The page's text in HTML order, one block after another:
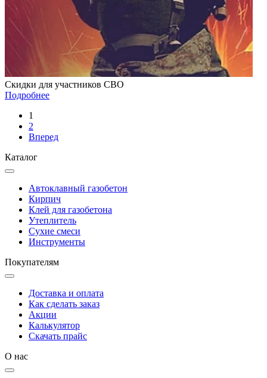
Скидки для участников СВО
Подробнее
1
2
Вперед
Каталог
Автоклавный газобетон
Кирпич
Клей для газобетона
Утеплитель
Сухие смеси
Инструменты
Покупателям
Доставка и оплата
Как сделать заказ
Акции
Калькулятор
Скачать прайс
О нас